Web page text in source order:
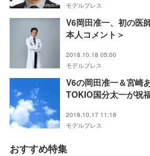
モデルプレス
V6岡田准一、初の医
本人コメント＞
2018.10.18 05:00
モデルプレス
V6の岡田准一＆宮崎
TOKIO国分太一が祝
2018.10.17 11:18
モデルプレス
おすすめ特集